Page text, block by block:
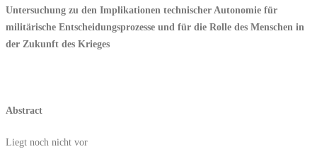
Untersuchung zu den Implikationen technischer Autonomie für
militärische Entscheidungsprozesse und für die Rolle des Menschen in
der Zukunft des Krieges
Abstract
Liegt noch nicht vor